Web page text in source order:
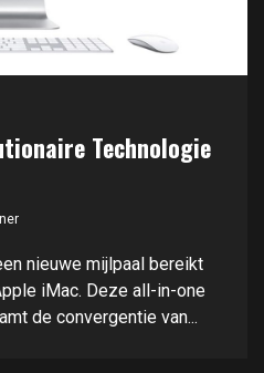
Technologie
nieuwe mijlpaal bereikt
iMac. Deze all-in-one
de convergentie van...